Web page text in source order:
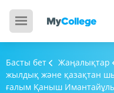
Басты бет Жаңалықтар
жылдық және қазақтан
ғалым Қаныш